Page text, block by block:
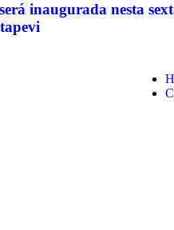
inaugurada nesta